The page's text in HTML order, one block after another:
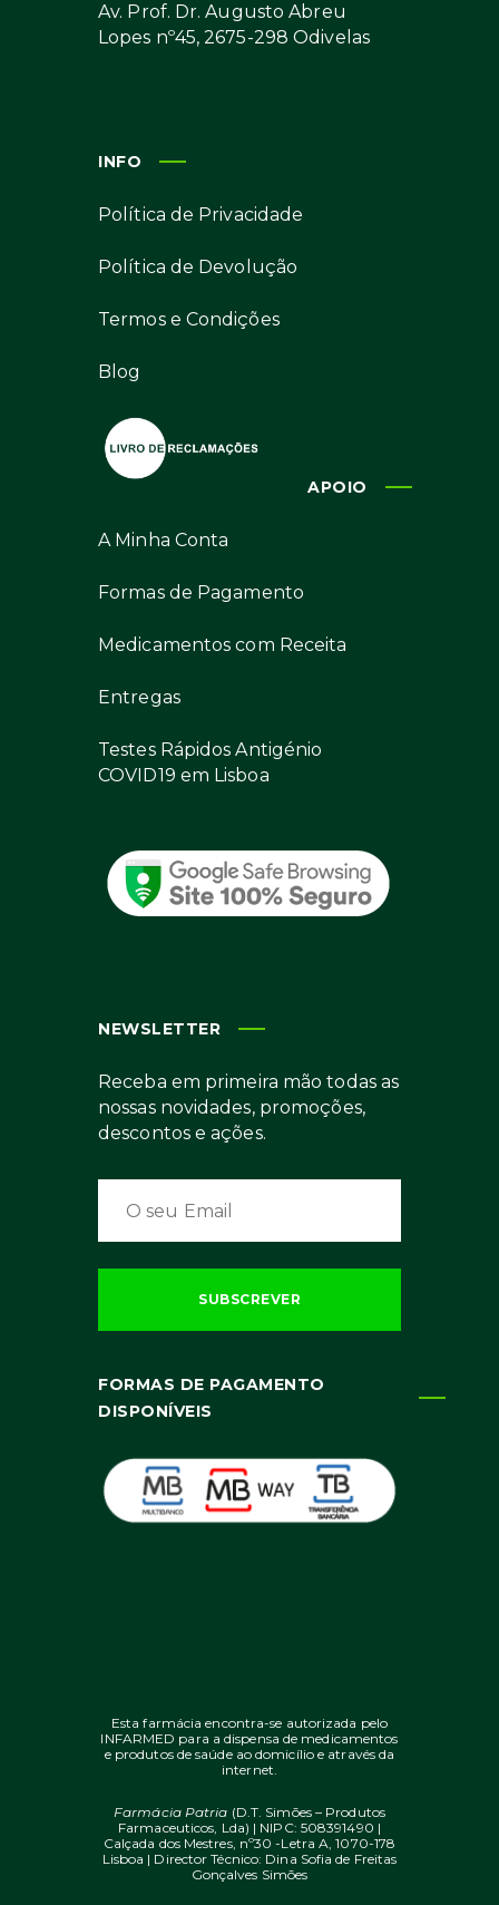
Av. Prof. Dr. Augusto Abreu
Lopes nº45, 2675-298 Odivelas
INFO
Política de Privacidade
Política de Devolução
Termos e Condições
Blog
APOIO
A Minha Conta
Formas de Pagamento
Medicamentos com Receita
Entregas
Testes Rápidos Antigénio
COVID19 em Lisboa
NEWSLETTER
Receba em primeira mão todas as
nossas novidades, promoções,
descontos e ações.
FORMAS DE PAGAMENTO
DISPONÍVEIS
Esta farmácia encontra-se autorizada pelo
INFARMED para a dispensa de medicamentos
e produtos de saúde ao domicílio e através da
internet.
Farmácia Patria (D.T. Simões – Produtos
Farmaceuticos, Lda) | NIPC: 508391490 |
Calçada dos Mestres, nº30 -Letra A, 1070-178
Lisboa | Director Técnico: Dina Sofia de Freitas
Gonçalves Simões